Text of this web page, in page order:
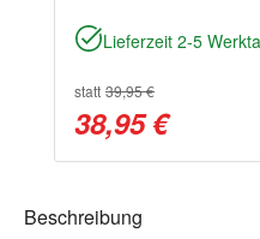
Lieferzeit 2-5
statt 39,95 €
38,95 €
Beschreibung